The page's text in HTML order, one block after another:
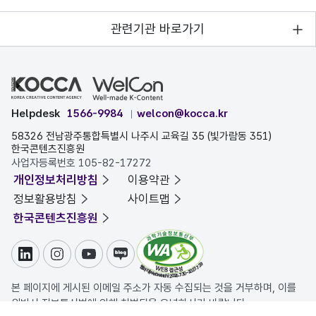
관련기관 바로가기
Helpdesk 1566-9984
welcon@kocca.kr
58326 전남광주통합특별시 나주시 교육길 35 (빛가람동 351)
한국콘텐츠진흥원
사업자등록번호 105-82-17272
개인정보처리방침
이용약관
정보활용방침
사이트맵
한국콘텐츠진흥원
링크드인인스타그램
유튜브블로그
본 페이지에 게시된 이메일 주소가 자동 수집되는 것을 거부하며, 이를
위반시 정보통신법에 의해 처벌됨을 유념하시기 바랍니다.